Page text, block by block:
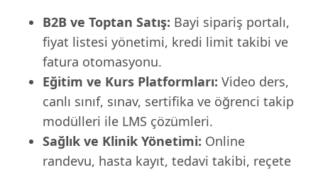
B2B ve Toptan Satış: Bayi sipariş portalı,
fiyat listesi yönetimi, kredi limit takibi ve
fatura otomasyonu.
Eğitim ve Kurs Platformları: Video ders,
canlı sınıf, sınav, sertifika ve öğrenci takip
modülleri ile LMS çözümleri.
Sağlık ve Klinik Yönetimi: Online
randevu, hasta kayıt, tedavi takibi, reçete